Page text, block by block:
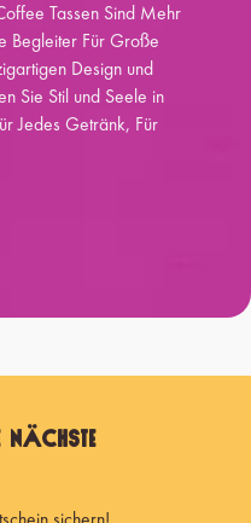
Tassen Sind Mehr
Begleiter Für Große
Design und
Sie Stil und Seele in
Jedes Getränk, Für
nächste